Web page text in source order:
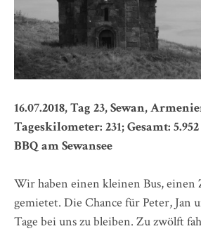
16.07.2018, Tag 23, Sewan,
Tageskilometer: 231; Gesamt: 5.952
BBQ am Sewansee
Wir haben einen kleinen Bus, einen
gemietet. Die Chance für Peter, Jan
Tage bei uns zu bleiben. Zu zwölft